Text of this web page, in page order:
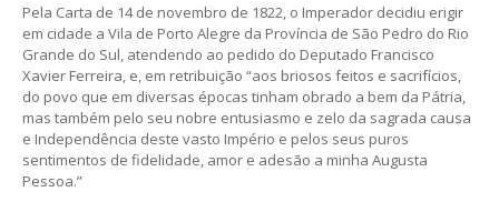
Pela Carta de 14 de novembro de 1822, o Imperador decidiu erigir
em cidade a Vila de Porto Alegre da Província de São Pedro do Rio
Grande do Sul, atendendo ao pedido do Deputado Francisco
Xavier Ferreira, e, em retribuição “aos briosos feitos e sacrifícios,
do povo que em diversas épocas tinham obrado a bem da Pátria,
mas também pelo seu nobre entusiasmo e zelo da sagrada causa
e Independência deste vasto Império e pelos seus puros
sentimentos de fidelidade, amor e adesão a minha Augusta
Pessoa.”